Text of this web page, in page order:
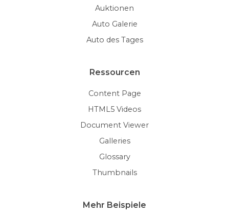
Auktionen
Auto Galerie
Auto des Tages
Ressourcen
Content Page
HTML5 Videos
Document Viewer
Galleries
Glossary
Thumbnails
Mehr Beispiele